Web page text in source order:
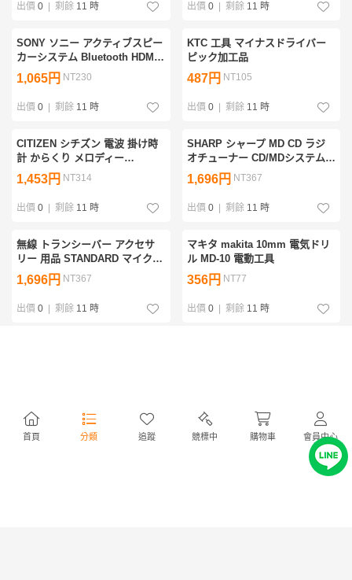
首頁 分類 追蹤 競標中 購物車 會員中心
出價 0 剩餘 11 時 出價 0 剩餘 11 時
SONY ソニー アクティブスピー
カーシステム Bluetooth HDMI
アナログ オーディオ機器
1,065円 NT230
出價 0 剩餘 11 時
KTC 工具 マイナスドライバー
ピック加工品
487円 NT105
出價 0 剩餘 11 時
CITIZEN シチズン 電波 掛け時
計 からくり メロディー
everything 未来予想図Ⅱ 夜空
ノムコウ First Love CAN YOU
CELEBRATE? 星に願いを
1,453円 NT314
出價 0 剩餘 11 時
SHARP シャープ MD CD ラジ
オチューナー CD/MDシステム
MD-ZV30-S オーディオ機器
1,696円 NT367
出價 0 剩餘 11 時
無線 トランシーバー アクセサ
リー 用品 STANDARD マイク
CMP111 / Maldol スピーカー
1,696円 NT367
出價 0 剩餘 11 時
マキタ makita 10mm 電気ドリ
ル MD-10 電動工具
356円 NT77
出價 0 剩餘 11 時
出價 出價 11 時
TAIY RC 陸上自衛隊航空機 UH-
1 カンタンヘリコプター ラジコ